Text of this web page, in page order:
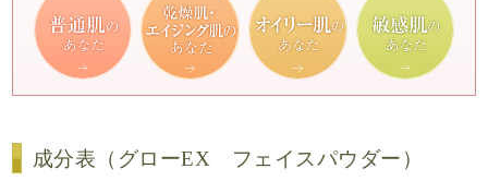
成分表（グローEX フェイスパウダー）